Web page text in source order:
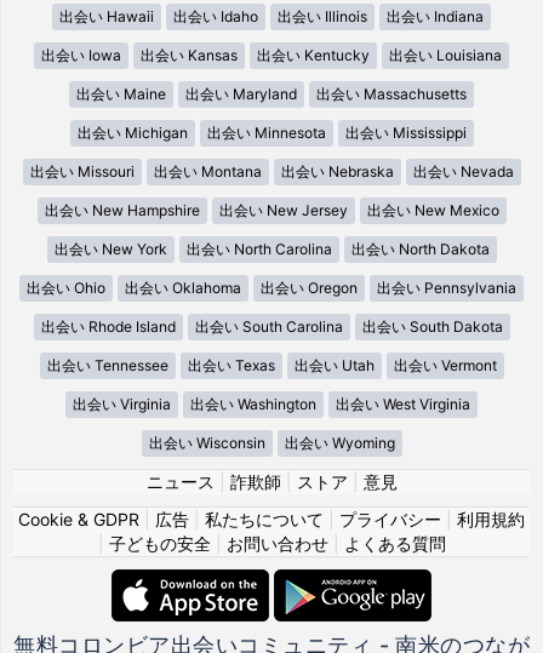
出会い Hawaii 出会い Idaho 出会い Illinois 出会い Indiana
出会い Iowa 出会い Kansas 出会い Kentucky 出会い Louisiana
出会い Maine 出会い Maryland 出会い Massachusetts
出会い Michigan 出会い Minnesota 出会い Mississippi
出会い Missouri 出会い Montana 出会い Nebraska 出会い Nevada
出会い New Hampshire 出会い New Jersey 出会い New Mexico
出会い New York 出会い North Carolina 出会い North Dakota
出会い Ohio 出会い Oklahoma 出会い Oregon 出会い Pennsylvania
出会い Rhode Island 出会い South Carolina 出会い South Dakota
出会い Tennessee 出会い Texas 出会い Utah 出会い Vermont
出会い Virginia 出会い Washington 出会い West Virginia
出会い Wisconsin 出会い Wyoming
ニュース 詐欺師 ストア
意見
Cookie & GDPR
広告 私たちについて プライバシー
利用規約
子どもの安全| お問い合わせ| よくある質問
無料コロンビア出会いコミュニティ - 南米のつなが